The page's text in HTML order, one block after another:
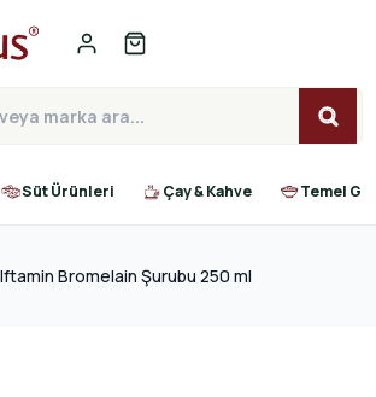
Süt Ürünleri Çay & Kahve Temel
Bromelain Şurubu 250 ml